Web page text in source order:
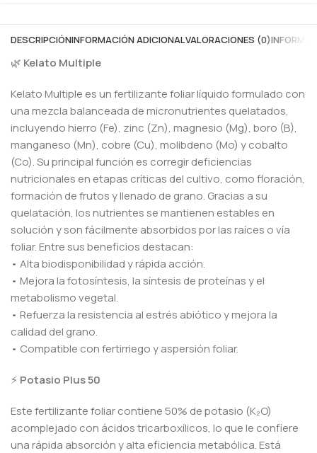
DESCRIPCIÓNINFORMACIÓN ADICIONALVALORACIONES (0)
🌿 Kelato Multiple
Kelato Multiple es un fertilizante foliar líquido formulado con
una mezcla balanceada de micronutrientes quelatados,
incluyendo hierro (Fe), zinc (Zn), magnesio (Mg), boro (B),
manganeso (Mn), cobre (Cu), molibdeno (Mo) y cobalto
(Co). Su principal función es corregir deficiencias
nutricionales en etapas críticas del cultivo, como floración,
formación de frutos y llenado de grano. Gracias a su
quelatación, los nutrientes se mantienen estables en
solución y son fácilmente absorbidos por las raíces o vía
foliar. Entre sus beneficios destacan:
• Alta biodisponibilidad y rápida acción.
• Mejora la fotosíntesis, la síntesis de proteínas y el
metabolismo vegetal.
• Refuerza la resistencia al estrés abiótico y mejora la
calidad del grano.
• Compatible con fertirriego y aspersión foliar.
⚡ Potasio Plus 50
Este fertilizante foliar contiene 50% de potasio (K₂O)
acomplejado con ácidos tricarboxílicos, lo que le confiere
una rápida absorción y alta eficiencia metabólica. Está